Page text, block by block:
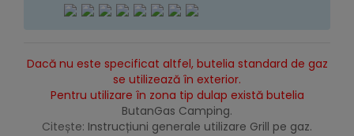
Dacă nu este specificat altfel, butelia standard de gaz
se utilizează în exterior.
Pentru utilizare în zona tip dulap există butelia
ButanGas Camping.
Citește: Instrucțiuni generale utilizare Grill pe gaz.